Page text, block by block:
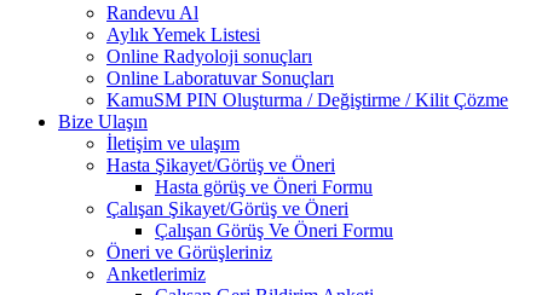
Randevu Al
Aylık Yemek Listesi
Online Radyoloji sonuçları
Online Laboratuvar Sonuçları
KamuSM PIN Oluşturma / Değiştirme / Kilit Çözme
Bize Ulaşın
İletişim ve ulaşım
Hasta Şikayet/Görüş ve Öneri
Hasta görüş ve Öneri Formu
Çalışan Şikayet/Görüş ve Öneri
Çalışan Görüş Ve Öneri Formu
Öneri ve Görüşleriniz
Anketlerimiz